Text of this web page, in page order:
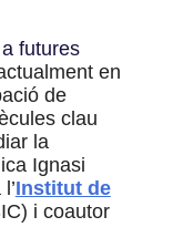
futures
en
de
clau
la
Ignasi
Institut de
i coautor